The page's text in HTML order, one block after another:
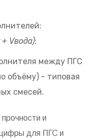
+ Vвода);
между ПГС
объёму) - типовая
смесей.
и
для ПГС и